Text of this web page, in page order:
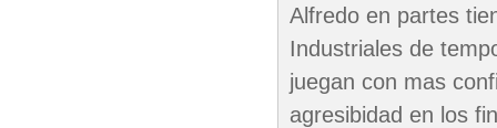
Alfredo en partes
Industriales de
juegan con mas
agresibidad en los